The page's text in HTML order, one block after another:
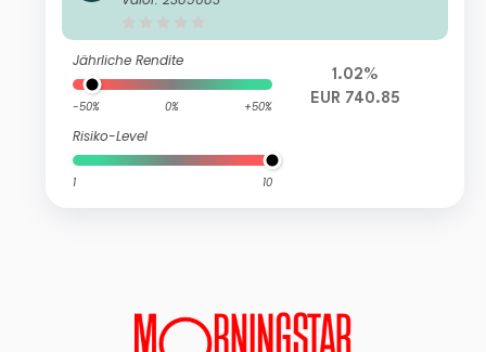
Jährliche Rendite
-50% 0% +50%
Risiko-Level
1 10
1.02%
EUR 740.85